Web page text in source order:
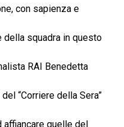
con sapienza e
della squadra in questo
RAI Benedetta
“Corriere della Sera”
quelle del